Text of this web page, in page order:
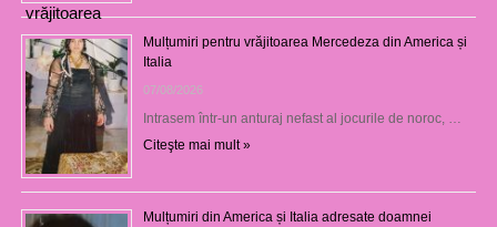
Mulțumiri pentru vrăjitoarea Mercedeza din America și
Italia
07/08/2026
Intrasem într-un anturaj nefast al jocurile de noroc, …
Citeşte mai mult »
Mulțumiri din America și Italia adresate doamnei